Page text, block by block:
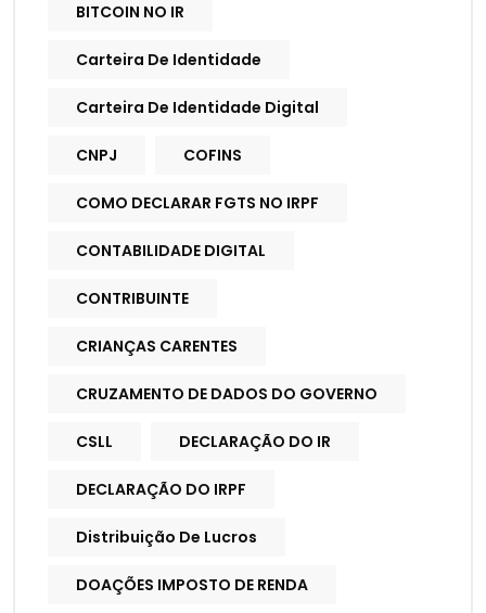
BITCOIN NO IR
Carteira De Identidade
Carteira De Identidade Digital
CNPJ COFINS
COMO DECLARAR FGTS NO IRPF
CONTABILIDADE DIGITAL
CONTRIBUINTE
CRIANÇAS CARENTES
CRUZAMENTO DE DADOS DO GOVERNO
CSLL DECLARAÇÃO DO IR
DECLARAÇÃO DO IRPF
Distribuição De Lucros
DOAÇÕES IMPOSTO DE RENDA